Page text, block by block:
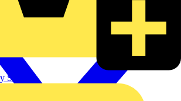
Schmitz